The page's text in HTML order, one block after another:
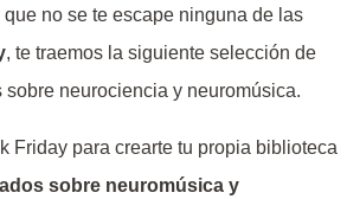
no se te escape ninguna de las
, te traemos la siguiente selección de
sobre neurociencia y neuromúsica.
Friday para crearte tu propia biblioteca
sobre neuromúsica y